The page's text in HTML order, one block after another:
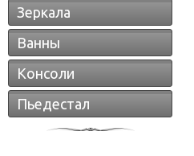
Зеркала
Ванны
Консоли
Пьедестал